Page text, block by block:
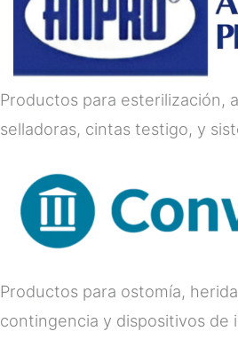
Productos para esterilización,
selladoras, cintas testigo, y
Productos para ostomía,
contingencia y dispositivos de